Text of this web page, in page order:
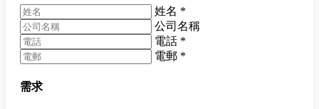
姓名 *
公司名稱
電話 *
電郵 *
需求